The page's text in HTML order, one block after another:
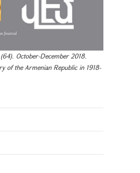
October-December 2018.
of the Armenian Republic in 1918-